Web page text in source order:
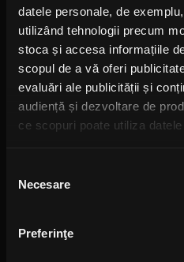
datele personale, de
utilizând tehnologii precum
stoca și accesa informațiile
scopul de a vă oferi
evaluări ale publicității și
audiență și dezvoltare de
ce scopuri poate utiliza
Să colectăm
Să vă identificăm
activ după caracteristici
consimțământului
Necesare
Preferinţe
Cum
IRINA-